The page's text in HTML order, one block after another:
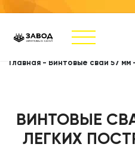
Главная - Винтовые сваи 57 мм
ВИНТОВЫЕ
ЛЕГКИХ